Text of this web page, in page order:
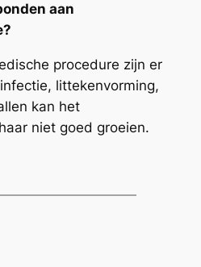
aan
procedure zijn er
littekenvorming,
kan het
niet goed groeien.